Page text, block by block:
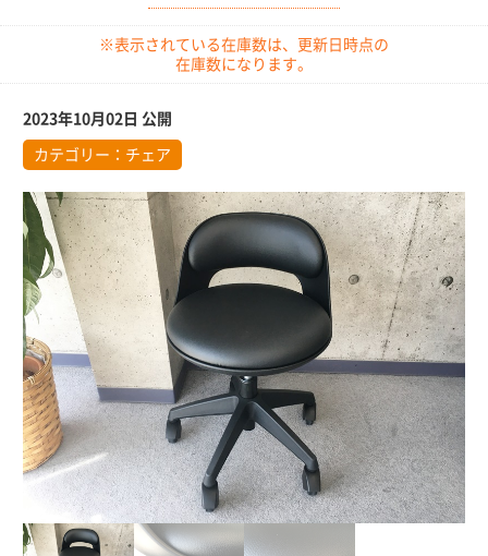
※表示されている在庫数は、更新日時点の
在庫数になります。
2023年10月02日 公開
カテゴリー： チェア